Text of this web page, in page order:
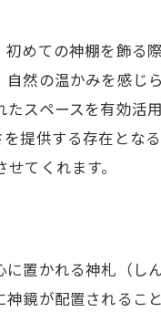
めての神棚を飾る
然の温かみを感じら
スペースを有効活用
提供する存在とな
てくれます。
置かれる神札（し
鏡が配置されるこ